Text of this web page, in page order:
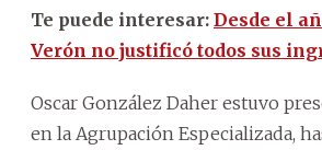
Te puede interesar: Desde el
Verón no justificó todos sus
Oscar González Daher estuvo
en la Agrupación Especializada,